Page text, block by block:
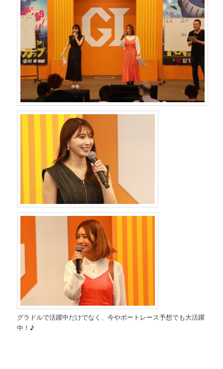
グラドルで活躍中だけでなく、今やボートレース予想でも大活躍
中！♪